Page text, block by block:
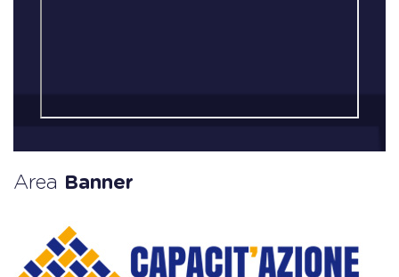
Area Banner